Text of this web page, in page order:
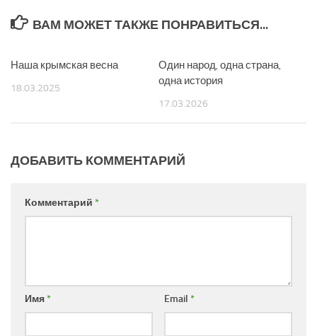
ВАМ МОЖЕТ ТАКЖЕ ПОНРАВИТЬСЯ...
Наша крымская весна
18.03.2025
Один народ, одна страна,
одна история
17.03.2026
ДОБАВИТЬ КОММЕНТАРИЙ
Комментарий *
Имя* Email *